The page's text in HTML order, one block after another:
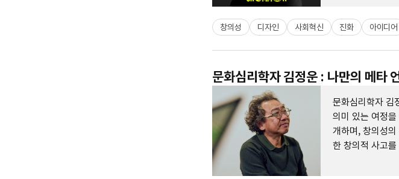
창의성 디자인 사회혁신 진화 아이디어
문화심리학자 김정운 : 나만의 메타
문화심리학자 김
의미 있는 여정
개하며, 창의성
한 창의적 사고를